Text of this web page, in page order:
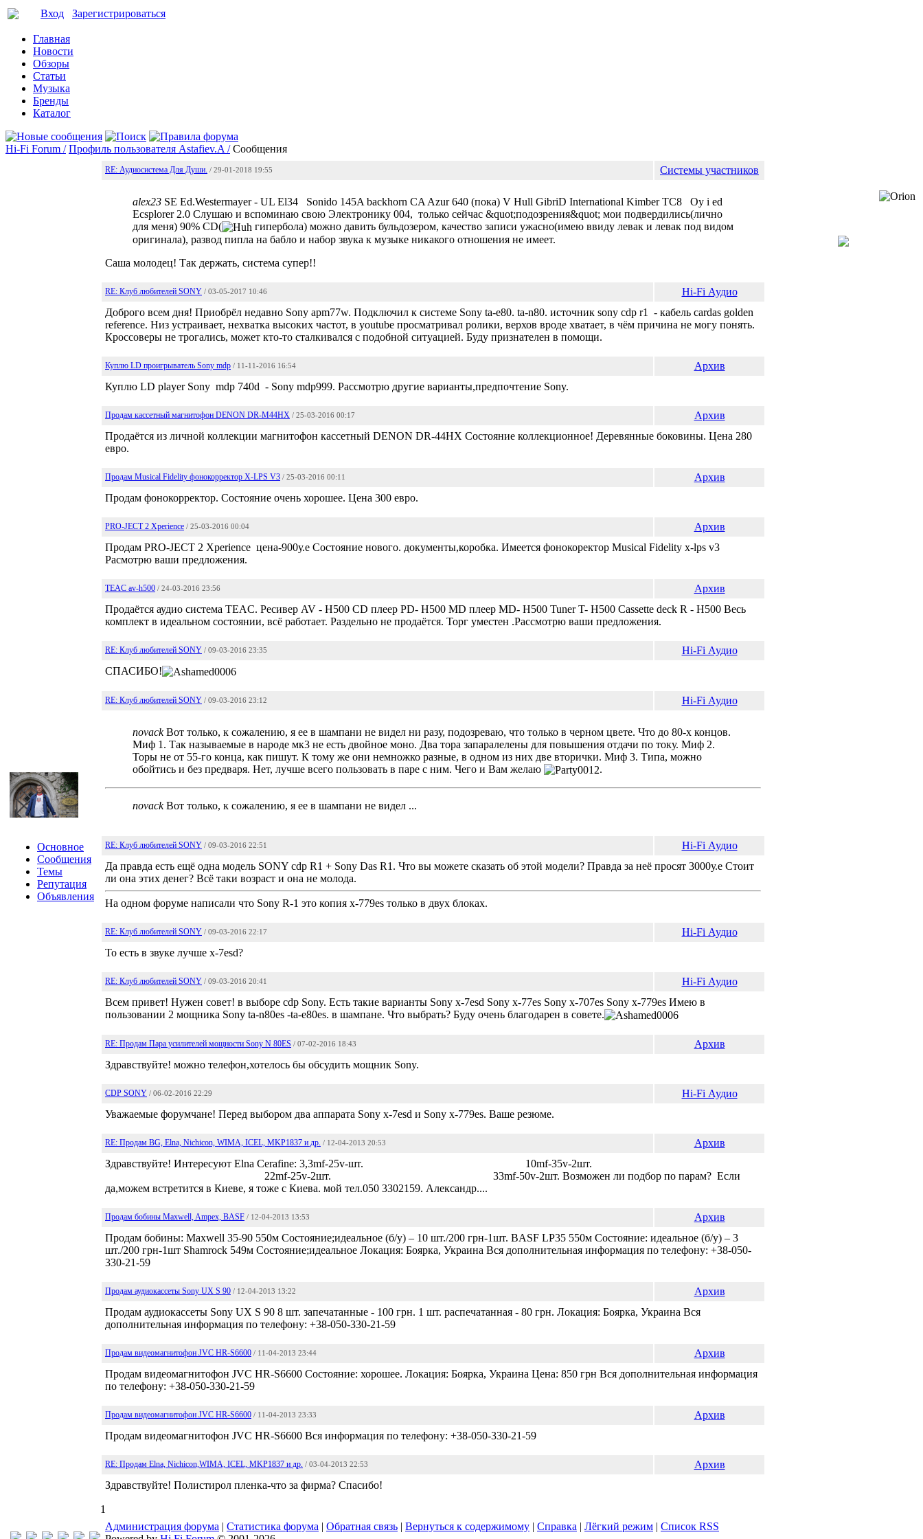
Вход Зарегистрироваться
Главная
Новости
Обзоры
Статьи
Музыка
Бренды
Каталог
Hi-Fi Forum / Профиль пользователя Astafiev.A / Сообщения
Основное
Сообщения
Темы
Репутация
Объявления
RE: Аудиосистема Для Души. / 29-01-2018 19:55 Системы участников
alex23 SE Ed.Westermayer - UL El34 Sonido 145A backhorn CA Azur 640 (пока) V Hull GibriD International Kimber TC8 Oy i ed
Ecsplorer 2.0 Слушаю и вспоминаю свою Электронику 004, только сейчас &quot;подозрения&quot; мои подвердились(лично
для меня) 90% CD(
гипербола) можно давить бульдозером, качество записи ужасно(имею ввиду левак и левак под видом
оригинала), развод пипла на бабло и набор звука к музыке никакого отношения не имеет.
Саша молодец! Так держать, система супер!!
RE: Клуб любителей SONY / 03-05-2017 10:46
Hi-Fi Аудио
Доброго всем дня! Приобрёл недавно Sony apm77w. Подключил к системе Sony ta-e80. ta-n80. источник sony cdp r1 - кабель cardas golden
reference. Низ устраивает, нехватка высоких частот, в youtube просматривал ролики, верхов вроде хватает, в чём причина не могу понять.
Кроссоверы не трогались, может кто-то сталкивался с подобной ситуацией. Буду признателен в помощи.
Куплю LD проигрыватель Sony mdp / 11-11-2016 16:54
Архив
Куплю LD player Sony mdp 740d - Sony mdp999. Рассмотрю другие варианты,предпочтение Sony.
Продам кассетный магнитофон DENON DR-M44HX / 25-03-2016 00:17
Архив
Продаётся из личной коллекции магнитофон кассетный DENON DR-44HX Состояние коллекционное! Деревянные боковины. Цена 280
евро.
Продам Musical Fidelity фонокорректор X-LPS V3 / 25-03-2016 00:11
Архив
Продам фонокорректор. Состояние очень хорошее. Цена 300 евро.
PRO-JECT 2 Xperience / 25-03-2016 00:04
Архив
Продам PRO-JECT 2 Xperience цена-900у.е Состояние нового. документы,коробка. Имеется фонокоректор Musical Fidelity x-lps v3
Расмотрю ваши предложения.
TEAC av-h500 / 24-03-2016 23:56
Архив
Продаётся аудио система TEAC. Ресивер AV - H500 CD плеер PD- H500 MD плеер MD- H500 Tuner T- H500 Cassette deck R - H500 Весь
комплект в идеальном состоянии, всё работает. Раздельно не продаётся. Торг уместен .Рассмотрю ваши предложения.
RE: Клуб любителей SONY / 09-03-2016 23:35
Hi-Fi Аудио
СПАСИБО!
RE: Клуб любителей SONY / 09-03-2016 23:12 Hi-Fi Аудио
novackВот только, к сожалению, я ее в шампани не видел ни разу, подозреваю, что только в черном цвете. Что до 80-х концов.
Миф 1. Так называемые в народе мк3 не есть двойное моно. Два тора запаралелены для повышения отдачи по току. Миф 2.
Торы не от 55-го конца, как пишут. К тому же они немножко разные, в одном из них две вторички. Миф 3. Типа, можно
обойтись и без предваря. Нет, лучше всего пользовать в паре с ним. Чего и Вам желаю
.
novackВот только, к сожалению, я ее в шампани не видел ...
RE: Клуб любителей SONY / 09-03-2016 22:51
Hi-Fi Аудио
Да правда есть ещё одна модель SONY сdp R1 + Sony Das R1. Что вы можете сказать об этой модели? Правда за неё просят 3000у.е Стоит
ли она этих денег? Всё таки возраст и она не молода.
На одном форуме написали что Sony R-1 это копия x-779es только в двух блоках.
RE: Клуб любителей SONY / 09-03-2016 22:17
Hi-Fi Аудио
То есть в звуке лучше x-7esd?
RE: Клуб любителей SONY / 09-03-2016 20:41
Hi-Fi Аудио
Всем привет! Нужен совет! в выборе cdp Sony. Есть такие варианты Sony x-7esd Sony x-77es Sony x-707es Sony x-779es Имею в
пользовании 2 мощника Sony ta-n80es -ta-e80es. в шампане. Что выбрать? Буду очень благодарен в совете.
RE: Продам Пара усилителей мощности Sony N 80ES / 07-02-2016 18:43
Архив
Здравствуйте! можно телефон,хотелось бы обсудить мощник Sony.
CDP SONY / 06-02-2016 22:29
Hi-Fi Аудио
Уважаемые форумчане! Перед выбором два аппарата Sony x-7esd и Sony x-779es. Ваше резюме.
RE: Продам BG, Elna, Nichicon, WIMA, ICEL, MKP1837 и др. / 12-04-2013 20:53
Архив
Здравствуйте! Интересуют Elna Cerafine: 3,3mf-25v-шт. 10mf-35v-2шт.
22mf-25v-2шт. 33mf-50v-2шт. Возможен ли подбор по парам? Если
да,можем встретится в Киеве, я тоже с Киева. мой тел.050 3302159. Александр....
Продам бобины Maxwell, Ampex, BASF / 12-04-2013 13:53
Архив
Продам бобины: Maxwell 35-90 550м Состояние;идеальное (б/у) – 10 шт./200 грн-1шт. BASF LP35 550м Состояние: идеальное (б/у) – 3
шт./200 грн-1шт Shamrock 549м Состояние;идеальное Локация: Боярка, Украина Вся дополнительная информация по телефону: +38-050-
330-21-59
Продам аудиокассеты Sony UX S 90 / 12-04-2013 13:22
Архив
Продам аудиокассеты Sony UX S 90 8 шт. запечатанные - 100 грн. 1 шт. распечатанная - 80 грн. Локация: Боярка, Украина Вся
дополнительная информация по телефону: +38-050-330-21-59
Продам видеомагнитофон JVC HR-S6600 / 11-04-2013 23:44
Архив
Продам видеомагнитофон JVC HR-S6600 Состояние: хорошее. Локация: Боярка, Украина Цена: 850 грн Вся дополнительная информация
по телефону: +38-050-330-21-59
Продам видеомагнитофон JVC HR-S6600 / 11-04-2013 23:33
Архив
Продам видеомагнитофон JVC HR-S6600 Вся информация по телефону: +38-050-330-21-59
RE: Продам Elna, Nichicon,WIMA, ICEL, MKP1837 и др. / 03-04-2013 22:53
Архив
Здравствуйте! Полистирол пленка-что за фирма? Спасибо!
1
Администрация форума | Статистика форума | Обратная связь | Вернуться к содержимому | Справка | Лёгкий режим | Список RSS